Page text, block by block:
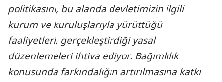
politikasını, bu alanda devletimizin ilgili
kurum ve kuruluşlarıyla yürüttüğü
faaliyetleri, gerçekleştirdiği yasal
düzenlemeleri ihtiva ediyor. Bağımlılık
konusunda farkındalığın artırılmasına katkı